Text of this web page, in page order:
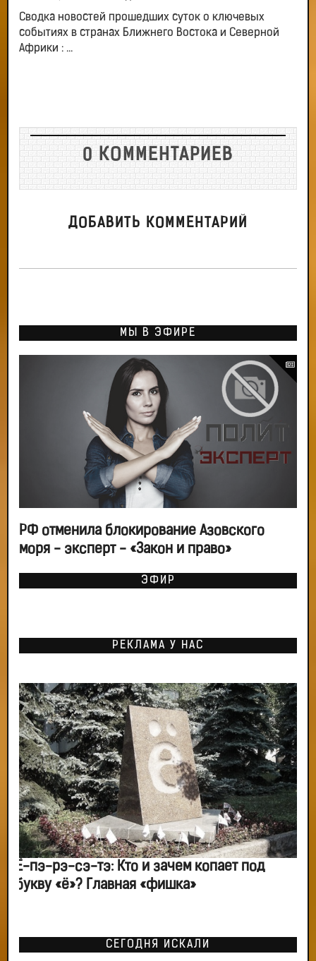
Сводка новостей прошедших суток о ключевых
событиях в странах Ближнего Востока и Северной
Африки : ...
0 КОММЕНТАРИЕВ
ДОБАВИТЬ КОММЕНТАРИЙ
МЫ В ЭФИРЕ
РФ отменила блокирование Азовского
моря - эксперт - «Закон и право»
ЭФИР
РЕКЛАМА У НАС
Ё-пэ-рэ-сэ-тэ: Кто и зачем копает под
букву «ё»? Главная «фишка»
СЕГОДНЯ ИСКАЛИ